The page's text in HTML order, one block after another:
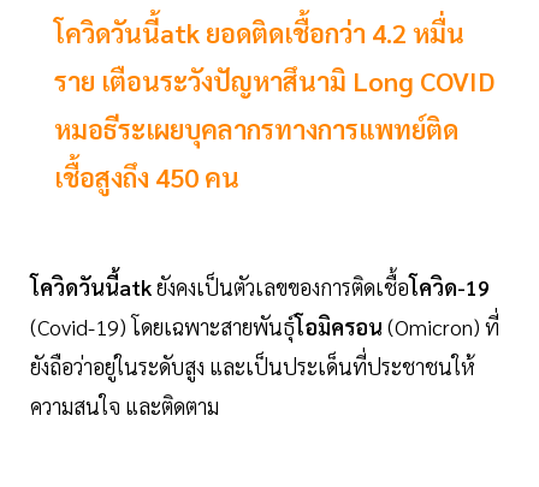
โควิดวันนี้atk ยอดติดเชื้อกว่า 4.2 หมื่น
ราย เตือนระวังปัญหาสึนามิ Long COVID
หมอธีระเผยบุคลากรทางการแพทย์ติด
เชื้อสูงถึง 450 คน
โควิดวันนี้atkยังคงเป็นตัวเลขของการติดเชื้อโควิด-19
(Covid-19) โดยเฉพาะสายพันธุ์โอมิครอน (Omicron) ที่
ยังถือว่าอยู่ในระดับสูง และเป็นประเด็นที่ประชาชนให้
ความสนใจ และติดตาม